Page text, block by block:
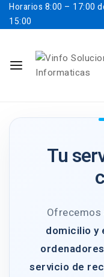
Horarios 8:00 – 17:00
15:00
Tu
Ofrecemos
domicilio y
servicio de